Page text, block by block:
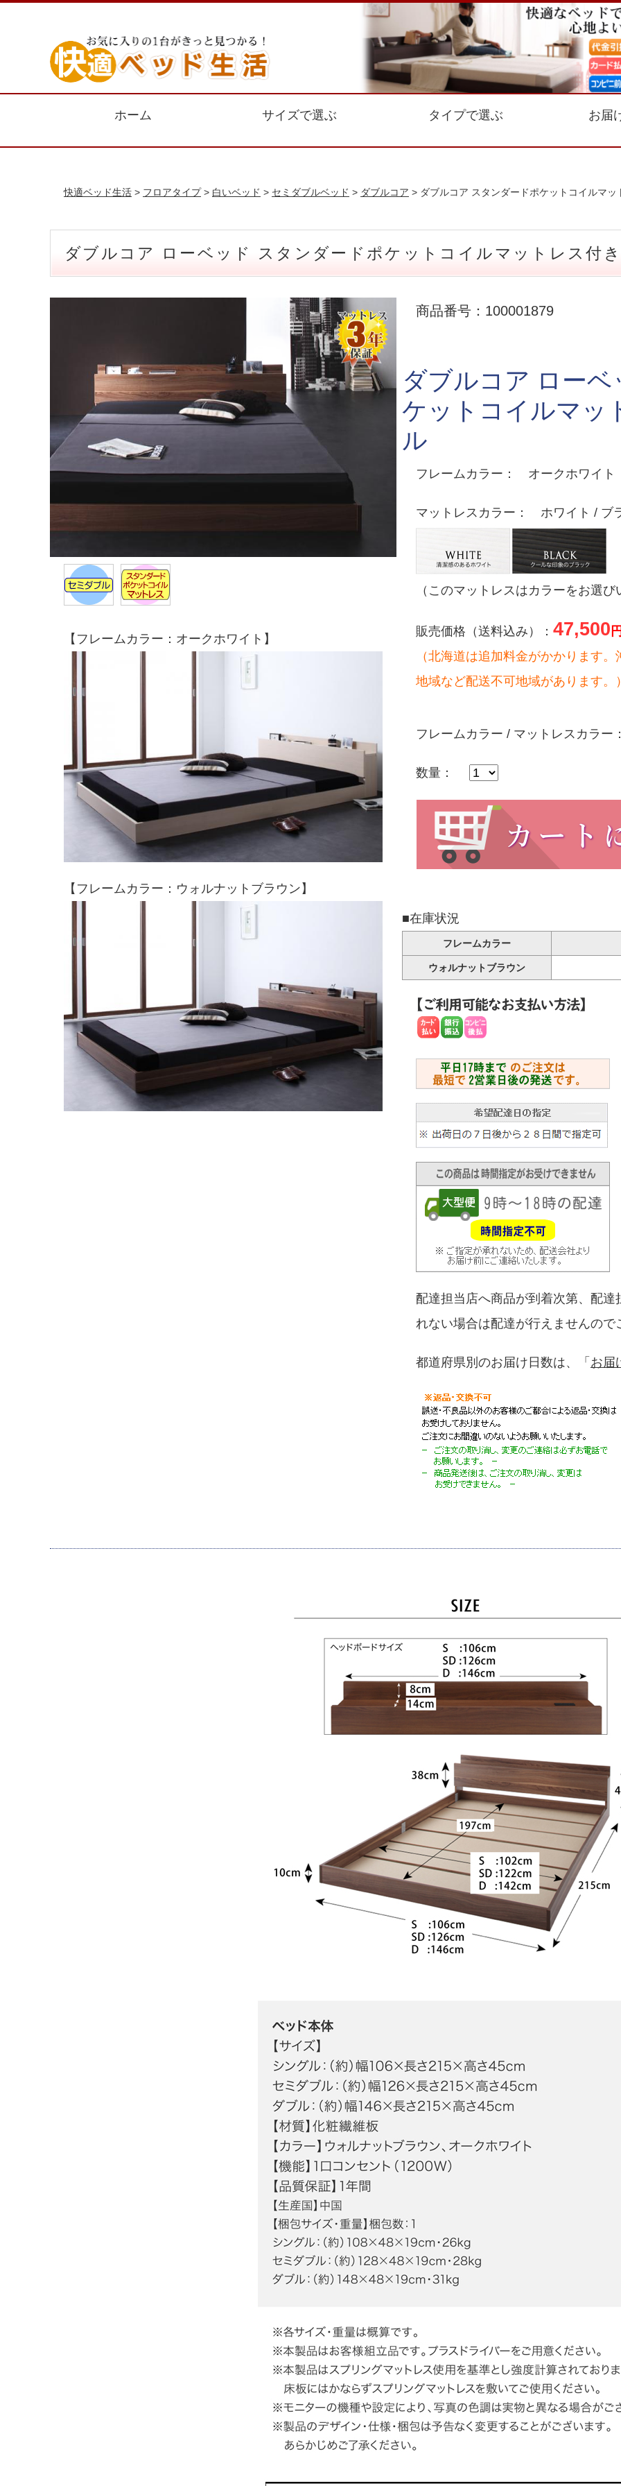
ホーム サイズで選ぶ タイプで選ぶ お届
快適ベッド生活 > フロアタイプ> 白いベッド > セミダブルベッド > ダブルコア > ダブルコア スタンダードポケットコイルマッ
ダブルコア ローベッド スタンダードポケットコイルマットレス付
【フレームカラー：オークホワイト】
【フレームカラー：ウォルナットブラウン】
商品番号：100001879
ダブルコア ロー
ケットコイルマッ
ル
フレームカラー： オークホワイト
マットレスカラー： ホワイト / ブ
（このマットレスはカラーをお選び
販売価格（送料込み）： 47,500 円
（北海道は追加料金がかかります
地域など配送不可地域があります。）
フレームカラー / マットレスカラー
数量：
■在庫状況
フレームカラー
ウォルナットブラウン
配達担当店へ商品が到着次第、配
れない場合は配達が行えませんので
都道府県別のお届け日数は、「 お届